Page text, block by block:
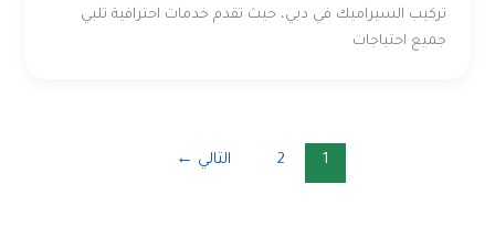
تركيب السيراميك في دبي، حيث تقدم خدمات احترافية تلبي
جميع احتياجات
1
2 التالي ←